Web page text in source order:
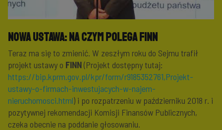
Nowa ustawa: na czym polegaFINN
Teraz ma się to zmienić. W zeszłym roku do Sejmu trafił
projekt ustawy o FINN(Projekt dostępny tutaj:
https://bip.kprm.gov.pl/kpr/form/r9185352761,Projekt-
ustawy-o-firmach-inwestujacych-w-najem-
nieruchomosci.html) i po rozpatrzeniu w październiku 2018 r. i
pozytywnej rekomendacji Komisji Finansów Publicznych,
czeka obecnie na poddanie głosowaniu.